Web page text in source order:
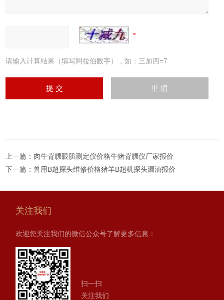
请输入计算结果（填写阿拉伯数字），如：三加四=7
上一篇： 肉牛背膘眼肌测定仪价格牛猪背膘仪厂家报价
下一篇：兽用B超探头维修价格猪羊B超机探头漏油报价
关注我们
欢迎您关注我们的微信公众号了解更多信息：
扫一扫
关注我们